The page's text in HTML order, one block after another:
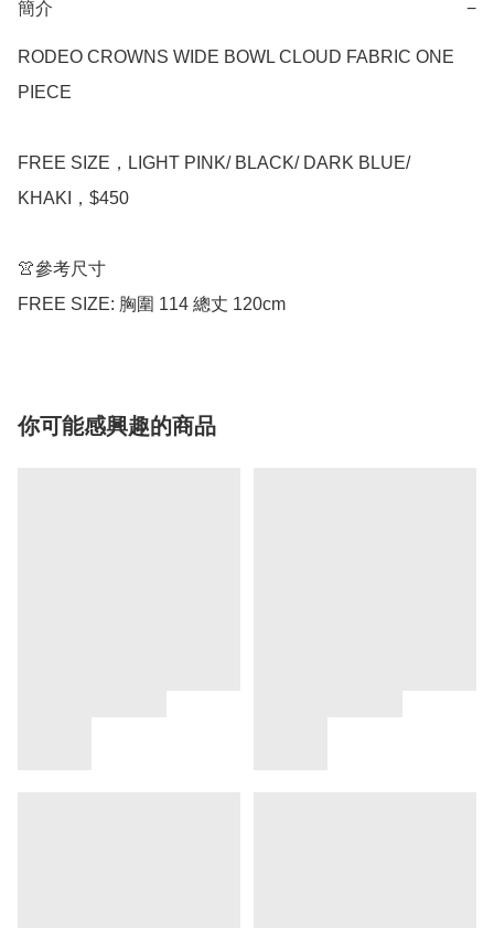
簡介 −
RODEO CROWNS WIDE BOWL CLOUD FABRIC ONE
PIECE
FREE SIZE，LIGHT PINK/ BLACK/ DARK BLUE/
KHAKI，$450
👚參考尺寸
你可能感興趣的商品